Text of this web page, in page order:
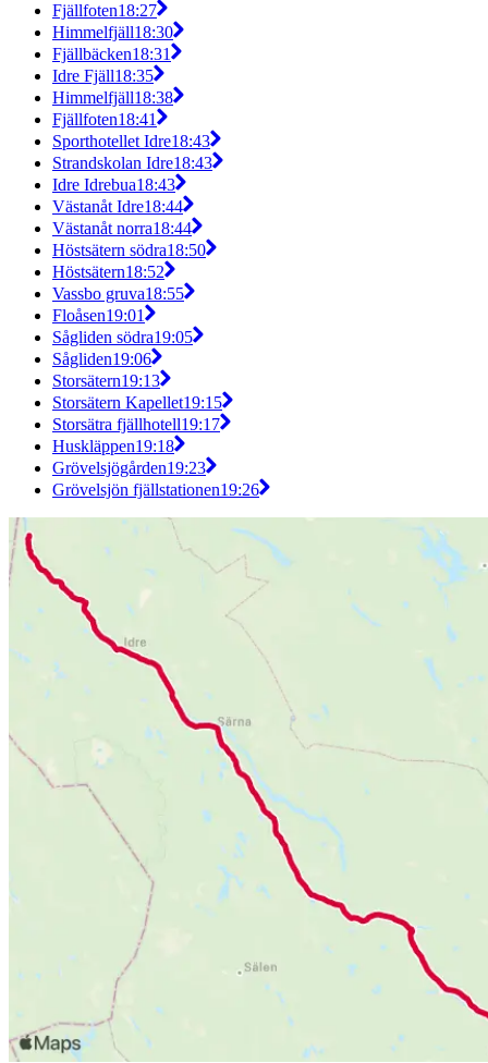
Fjällfoten18:27
Himmelfjäll18:30
Fjällbäcken18:31
Idre Fjäll18:35
Himmelfjäll18:38
Fjällfoten18:41
Sporthotellet Idre18:43
Strandskolan Idre18:43
Idre Idrebua18:43
Västanåt Idre18:44
Västanåt norra18:44
Höstsätern södra18:50
Höstsätern18:52
Vassbo gruva18:55
Floåsen19:01
Sågliden södra19:05
Sågliden19:06
Storsätern19:13
Storsätern Kapellet19:15
Storsätra fjällhotell19:17
Huskläppen19:18
Grövelsjögården19:23
Grövelsjön fjällstationen19:26